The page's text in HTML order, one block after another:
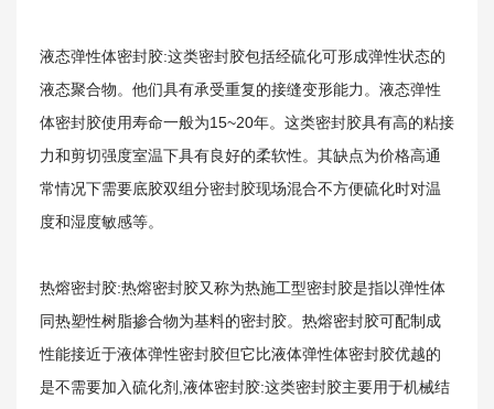
液态弹性体密封胶:这类密封胶包括经硫化可形成弹性状态的
液态聚合物。他们具有承受重复的接缝变形能力。液态弹性
体密封胶使用寿命一般为15~20年。这类密封胶具有高的粘接
力和剪切强度室温下具有良好的柔软性。其缺点为价格高通
常情况下需要底胶双组分密封胶现场混合不方便硫化时对温
度和湿度敏感等。
热熔密封胶:热熔密封胶又称为热施工型密封胶是指以弹性体
同热塑性树脂掺合物为基料的密封胶。热熔密封胶可配制成
性能接近于液体弹性密封胶但它比液体弹性体密封胶优越的
是不需要加入硫化剂,液体密封胶:这类密封胶主要用于机械结